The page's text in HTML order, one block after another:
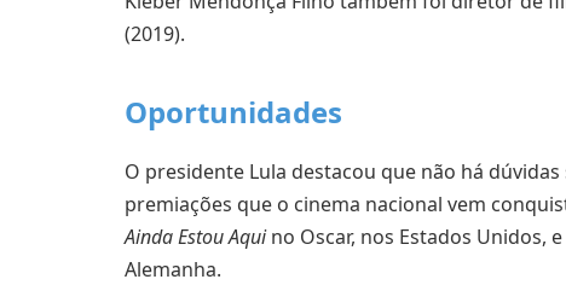
(2019).
Oportunidades
O presidente Lula destacou que não há
premiações que o cinema nacional vem
Ainda Estou Aquino Oscar, nos Estados Unidos,
Alemanha.